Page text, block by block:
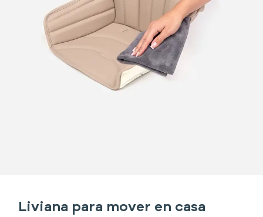
Liviana para mover en casa